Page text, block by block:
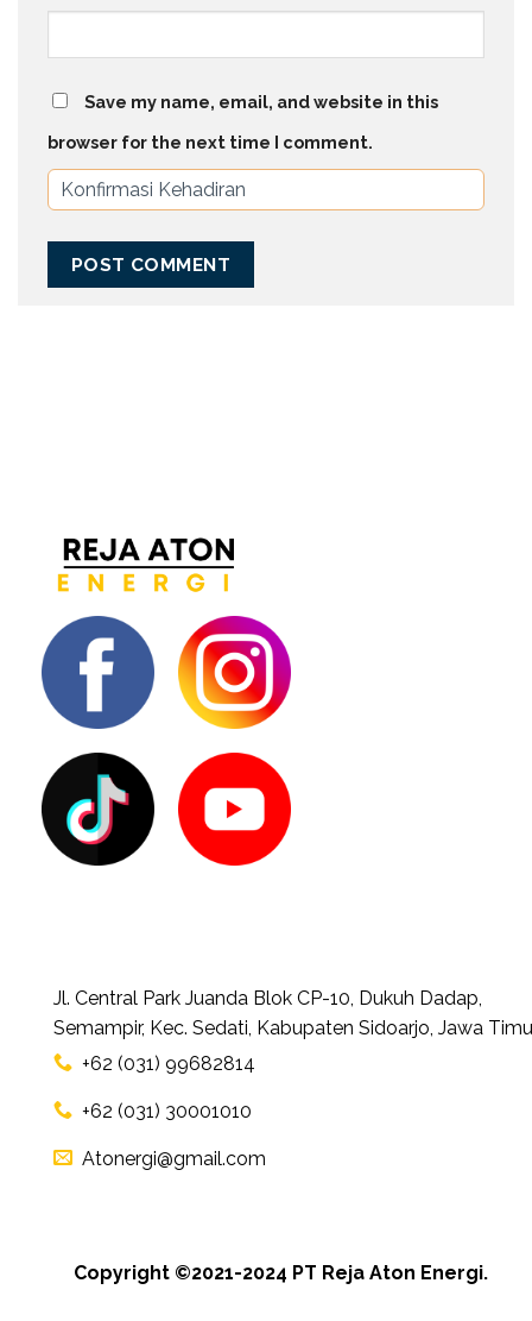
Save my name, email, and website in this
browser for the next time I comment.
Jl. Central Park Juanda Blok CP-10, Dukuh Dadap,
Semampir, Kec. Sedati, Kabupaten Sidoarjo, Jawa
+62 (031) 99682814
+62 (031) 30001010
Atonergi@gmail.com
Copyright ©2021-2024 PT Reja Aton Energi.